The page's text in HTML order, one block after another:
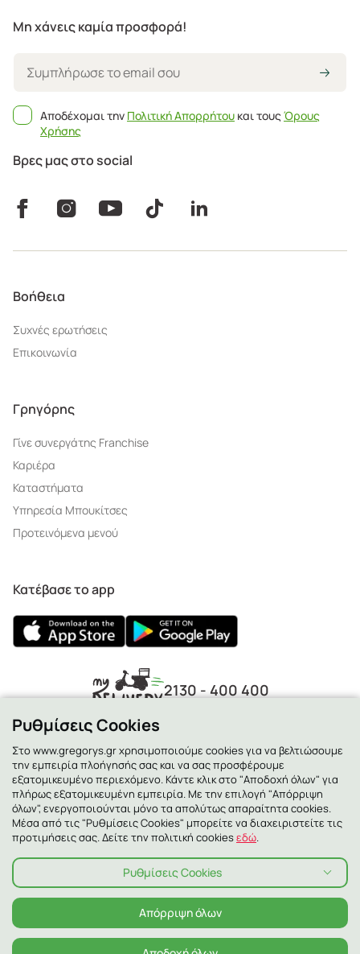
Μη χάνεις καμία προσφορά!
Αποδέχομαι την Πολιτική Απορρήτου και τουςΌρους
Χρήσης
Βρες μας στο social
Βοήθεια
Συχνές ερωτήσεις
Επικοινωνία
Γρηγόρης
Γίνε συνεργάτης Franchise
Καριέρα
Καταστήματα
Υπηρεσία Μπουκίτσες
Προτεινόμενα μενού
Κατέβασε το app
2130 - 400 400
© 2026 ΓΡΗΓΟΡΗΣ ALL RIGHTS RESERVED
Πολιτική Απορρήτου Πολιτική Cookies
Όροι χρήσης
Αλλεργιογόνα
Ρυθμίσεις Cookies
Στο www.gregorys.gr χρησιμοποιούμε cookies για να βελτιώσουμε
την εμπειρία πλοήγησής σας και να σας προσφέρουμε
εξατομικευμένο περιεχόμενο. Κάντε κλικ στο "Αποδοχή όλων" για
πλήρως εξατομικευμένη εμπειρία. Με την επιλογή "Απόρριψη
όλων", ενεργοποιούνται μόνο τα απολύτως απαραίτητα cookies.
Μέσα από τις "Ρυθμίσεις Cookies" μπορείτε να διαχειριστείτε τις
προτιμήσεις σας. Δείτε την πολιτική cookiesεδώ.
Ρυθμίσεις Cookies
Απόρριψη όλων